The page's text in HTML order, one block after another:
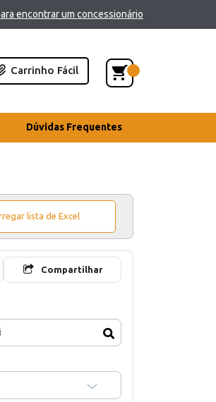
encontrar um concessionário
Carrinho Fácil
Dúvidas Frequentes
lista de Excel
Compartilhar